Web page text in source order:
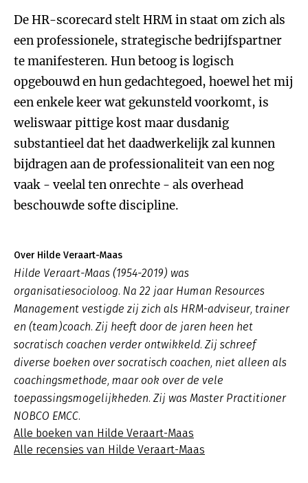
De HR-scorecard stelt HRM in staat om zich als
een professionele, strategische bedrijfspartner
te manifesteren. Hun betoog is logisch
opgebouwd en hun gedachtegoed, hoewel het mij
een enkele keer wat gekunsteld voorkomt, is
weliswaar pittige kost maar dusdanig
substantieel dat het daadwerkelijk zal kunnen
bijdragen aan de professionaliteit van een nog
vaak - veelal ten onrechte - als overhead
beschouwde softe discipline.
Over Hilde Veraart-Maas
Hilde Veraart-Maas (1954-2019) was
organisatiesocioloog. Na 22 jaar Human Resources
Management vestigde zij zich als HRM-adviseur, trainer
en (team)coach. Zij heeft door de jaren heen het
socratisch coachen verder ontwikkeld. Zij schreef
diverse boeken over socratisch coachen, niet alleen als
coachingsmethode, maar ook over de vele
toepassingsmogelijkheden. Zij was Master Practitioner
NOBCO EMCC.
Alle boeken van Hilde Veraart-Maas
Alle recensies van Hilde Veraart-Maas